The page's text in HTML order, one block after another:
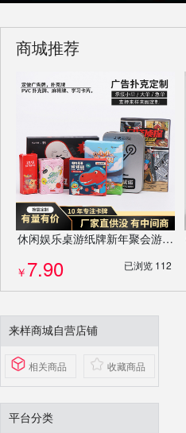
商城推荐
休闲娱乐桌游纸牌新年聚会游戏动卡牌套装扑克牌剧本杀桌游牌定制
￥ 7.90 已浏览 112
来样商城自营店铺
相关商品 收藏商品
平台分类